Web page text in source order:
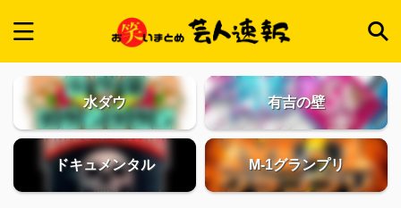
水ダウ 有吉の壁
ドキュメンタル M-1グランプリ